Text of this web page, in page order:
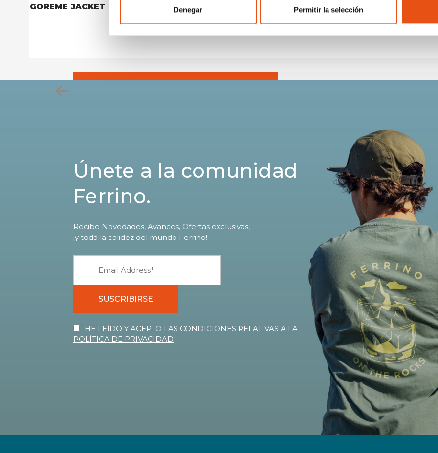
Denegar Permitir la selección
GOREME JACKET MAN
GOREME JACKET WOMAN
GOREME JACKET
Únete a la comunidad
Ferrino.
Recibe Novedades, Avances, Ofertas exclusivas,
¡y toda la calidez del mundo Ferrino!
SUSCRIBIRSE
HE LEÍDO Y ACEPTO LAS CONDICIONES RELATIVAS A LA
POLÍTICA DE PRIVACIDAD